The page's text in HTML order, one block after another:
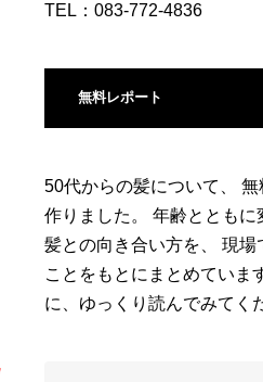
TEL：083-772-4836
無料レポート
50代からの髪について、
作りました。 年齢とともに
髪との向き合い方を、 現場
ことをもとにまとめていま
に、ゆっくり読んでみてく